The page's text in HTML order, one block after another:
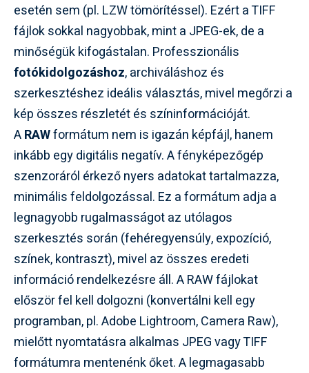
esetén sem (pl. LZW tömörítéssel). Ezért a TIFF
fájlok sokkal nagyobbak, mint a JPEG-ek, de a
minőségük kifogástalan. Professzionális
fotókidolgozáshoz, archiváláshoz és
szerkesztéshez ideális választás, mivel megőrzi a
kép összes részletét és színinformációját.
ARAWformátum nem is igazán képfájl, hanem
inkább egy digitális negatív. A fényképezőgép
szenzoráról érkező nyers adatokat tartalmazza,
minimális feldolgozással. Ez a formátum adja a
legnagyobb rugalmasságot az utólagos
szerkesztés során (fehéregyensúly, expozíció,
színek, kontraszt), mivel az összes eredeti
információ rendelkezésre áll. A RAW fájlokat
először fel kell dolgozni (konvertálni kell egy
programban, pl. Adobe Lightroom, Camera Raw),
mielőtt nyomtatásra alkalmas JPEG vagy TIFF
formátumra mentenénk őket. A legmagasabb